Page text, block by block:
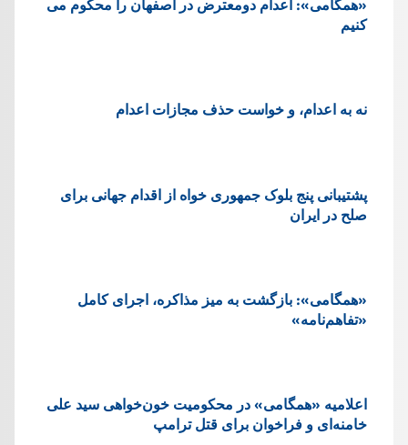
«همگامی»: اعدام دومعترض در اصفهان را محکوم می
کنیم
نه به اعدام، و خواست حذف مجازات اعدام
پشتيبانی پنج بلوک جمهوری خواه از اقدام جهانی برای
صلح در ایران
«همگامی»: بازگشت به میز مذاکره، اجرای کامل
«تفاهم‌نامه»
اعلامیه «همگامی» در محکومیت خون‌خواهی سید علی
خامنه‌ای و فراخوان برای قتل ترامپ